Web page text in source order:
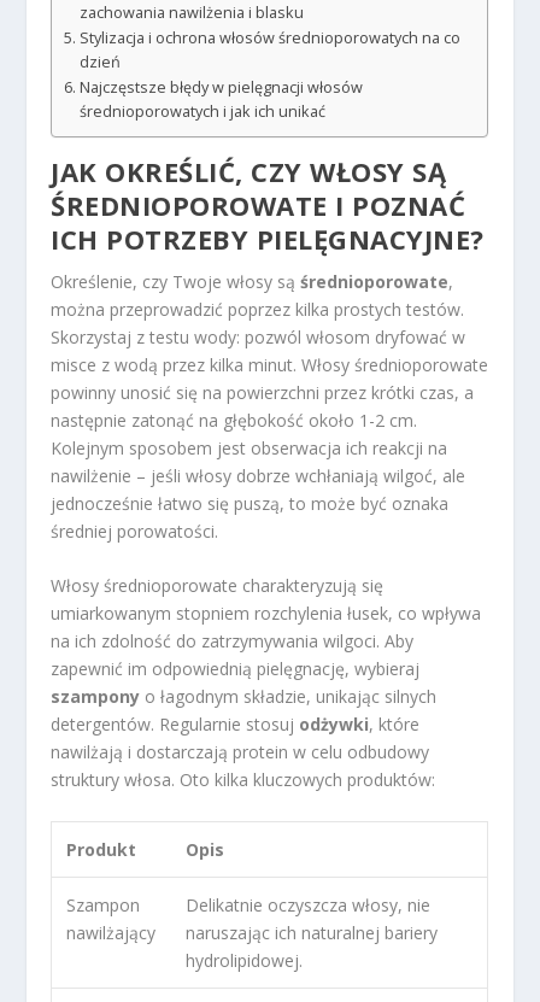
zachowania nawilżenia i blasku
Stylizacja i ochrona włosów średnioporowatych na co
dzień
Najczęstsze błędy w pielęgnacji włosów
średnioporowatych i jak ich unikać
JAK OKREŚLIĆ, CZY WŁOSY SĄ
ŚREDNIOPOROWATE I POZNAĆ
ICH POTRZEBY PIELĘGNACYJNE?
Określenie, czy Twoje włosy sąśrednioporowate,
można przeprowadzić poprzez kilka prostych testów.
Skorzystaj z testu wody: pozwól włosom dryfować w
misce z wodą przez kilka minut. Włosy średnioporowate
powinny unosić się na powierzchni przez krótki czas, a
następnie zatonąć na głębokość około 1-2 cm.
Kolejnym sposobem jest obserwacja ich reakcji na
nawilżenie – jeśli włosy dobrze wchłaniają wilgoć, ale
jednocześnie łatwo się puszą, to może być oznaka
średniej porowatości.
Włosy średnioporowate charakteryzują się
umiarkowanym stopniem rozchylenia łusek, co wpływa
na ich zdolność do zatrzymywania wilgoci. Aby
zapewnić im odpowiednią pielęgnację, wybieraj
szampony o łagodnym składzie, unikając silnych
detergentów. Regularnie stosuj odżywki, które
nawilżają i dostarczają protein w celu odbudowy
struktury włosa. Oto kilka kluczowych produktów:
Produkt Opis
Szampon
nawilżający
Delikatnie oczyszcza włosy, nie
naruszając ich naturalnej bariery
hydrolipidowej.